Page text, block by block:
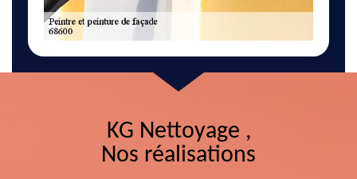
KG Nettoyage ,
Nos réalisations